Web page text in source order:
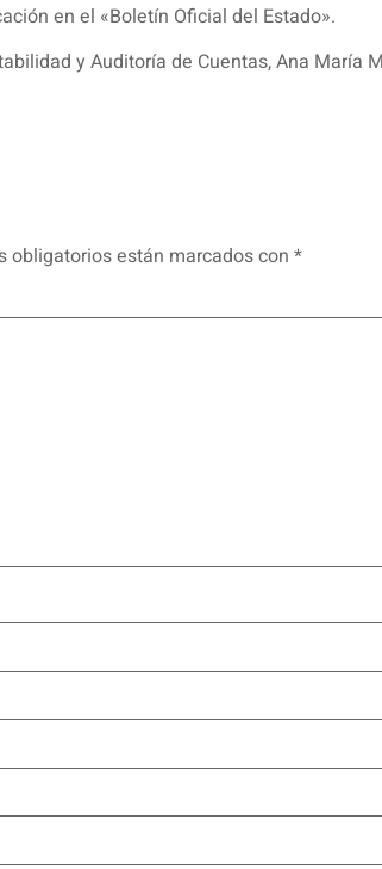
en el «Boletín Oficial del Estado».
y Auditoría de Cuentas, Ana María
obligatorios están marcados con *